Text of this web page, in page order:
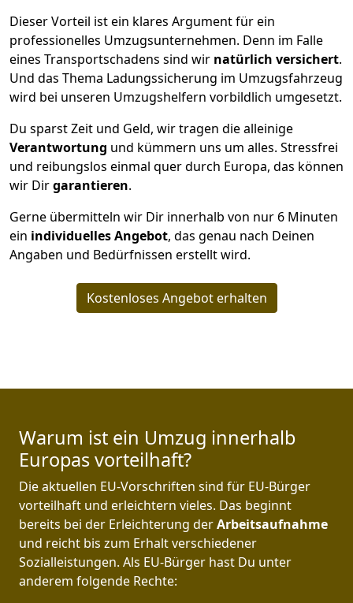
Dieser Vorteil ist ein klares Argument für ein
professionelles Umzugsunternehmen. Denn im Falle
eines Transportschadens sind wir natürlich versichert.
Und das Thema Ladungssicherung im Umzugsfahrzeug
wird bei unseren Umzugshelfern vorbildlich umgesetzt.
Du sparst Zeit und Geld, wir tragen die alleinige
Verantwortung und kümmern uns um alles. Stressfrei
und reibungslos einmal quer durch Europa, das können
wir Dirgarantieren.
Gerne übermitteln wir Dir innerhalb von nur 6 Minuten
ein individuelles Angebot, das genau nach Deinen
Angaben und Bedürfnissen erstellt wird.
Kostenloses Angebot erhalten
Warum ist ein Umzug innerhalb
Europas vorteilhaft?
Die aktuellen EU-Vorschriften sind für EU-Bürger
vorteilhaft und erleichtern vieles. Das beginnt
bereits bei der Erleichterung derArbeitsaufnahme
und reicht bis zum Erhalt verschiedener
Sozialleistungen. Als EU-Bürger hast Du unter
anderem folgende Rechte: